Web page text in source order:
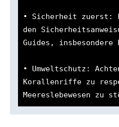
• Sicherheit zuerst:
den
Guides, insbesondere
• Umweltschutz:
Korallenriffe zu
Meereslebewesen zu